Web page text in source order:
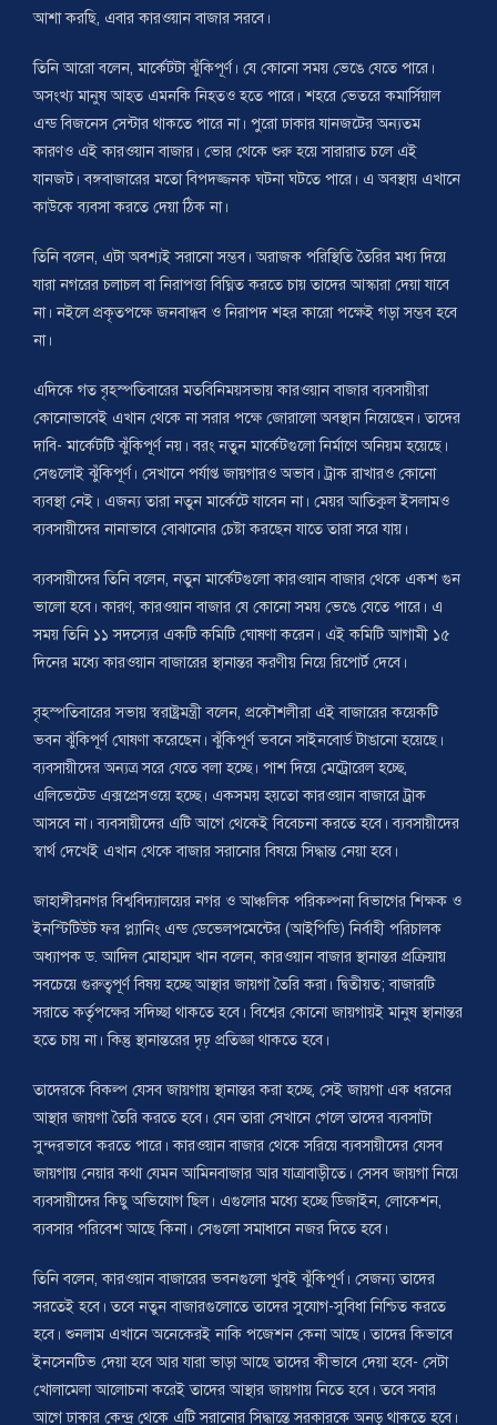
আশা করছি, এবার কারওয়ান বাজার সরবে।
তিনি আরো বলেন, মার্কেটটা ঝুঁকিপূর্ণ। যে কোনো সময় ভেঙে যেতে পারে।
অসংখ্য মানুষ আহত এমনকি নিহতও হতে পারে। শহরে ভেতরে কমার্সিয়াল
এন্ড বিজনেস সেন্টার থাকতে পারে না। পুরো ঢাকার যানজটের অন্যতম
কারণও এই কারওয়ান বাজার। ভোর থেকে শুরু হয়ে সারারাত চলে এই
যানজট। বঙ্গবাজারের মতো বিপদজ্জনক ঘটনা ঘটতে পারে। এ অবস্থায় এখানে
কাউকে ব্যবসা করতে দেয়া ঠিক না।
তিনি বলেন, এটা অবশ্যই সরানো সম্ভব। অরাজক পরিস্থিতি তৈরির মধ্য দিয়ে
যারা নগরের চলাচল বা নিরাপত্তা বিঘ্নিত করতে চায় তাদের আস্কারা দেয়া যাবে
না। নইলে প্রকৃতপক্ষে জনবান্ধব ও নিরাপদ শহর কারো পক্ষেই গড়া সম্ভব হবে
না।
এদিকে গত বৃহস্পতিবারের মতবিনিময়সভায় কারওয়ান বাজার ব্যবসায়ীরা
কোনোভাবেই এখান থেকে না সরার পক্ষে জোরালো অবস্থান নিয়েছেন। তাদের
দাবি- মার্কেটটি ঝুঁকিপূর্ণ নয়। বরং নতুন মার্কেটগুলো নির্মাণে অনিয়ম হয়েছে।
সেগুলোই ঝুঁকিপূর্ণ। সেখানে পর্যাপ্ত জায়গারও অভাব। ট্রাক রাখারও কোনো
ব্যবস্থা নেই। এজন্য তারা নতুন মার্কেটে যাবেন না। মেয়র আতিকুল ইসলামও
ব্যবসায়ীদের নানাভাবে বোঝানোর চেষ্টা করছেন যাতে তারা সরে যায়।
ব্যবসায়ীদের তিনি বলেন, নতুন মার্কেটগুলো কারওয়ান বাজার থেকে একশ গুন
ভালো হবে। কারণ, কারওয়ান বাজার যে কোনো সময় ভেঙে যেতে পারে। এ
সময় তিনি ১১ সদস্যের একটি কমিটি ঘোষণা করেন। এই কমিটি আগামী ১৫
দিনের মধ্যে কারওয়ান বাজারের স্থানান্তর করণীয় নিয়ে রিপোর্ট দেবে।
বৃহস্পতিবারের সভায় স্বরাষ্ট্রমন্ত্রী বলেন, প্রকৌশলীরা এই বাজারের কয়েকটি
ভবন ঝুঁকিপূর্ণ ঘোষণা করেছেন। ঝুঁকিপূর্ণ ভবনে সাইনবোর্ড টাঙানো হয়েছে।
ব্যবসায়ীদের অন্যত্র সরে যেতে বলা হচ্ছে। পাশ দিয়ে মেট্রোরেল হচ্ছে,
এলিভেটেড এক্সপ্রেসওয়ে হচ্ছে। একসময় হয়তো কারওয়ান বাজারে ট্রাক
আসবে না। ব্যবসায়ীদের এটি আগে থেকেই বিবেচনা করতে হবে। ব্যবসায়ীদের
স্বার্থ দেখেই এখান থেকে বাজার সরানোর বিষয়ে সিদ্ধান্ত নেয়া হবে।
জাহাঙ্গীরনগর বিশ্ববিদ্যালয়ের নগর ও আঞ্চলিক পরিকল্পনা বিভাগের শিক্ষক ও
ইনস্টিটিউট ফর প্ল্যানিং এন্ড ডেভেলপমেন্টের (আইপিডি) নির্বাহী পরিচালক
অধ্যাপক ড. আদিল মোহাম্মদ খান বলেন, কারওয়ান বাজার স্থানান্তর প্রক্রিয়ায়
সবচেয়ে গুরুত্বপূর্ণ বিষয় হচ্ছে আস্থার জায়গা তৈরি করা। দ্বিতীয়ত; বাজারটি
সরাতে কর্তৃপক্ষের সদিচ্ছা থাকতে হবে। বিশ্বের কোনো জায়গায়ই মানুষ স্থানান্তর
হতে চায় না। কিন্তু স্থানান্তরের দৃঢ় প্রতিজ্ঞা থাকতে হবে।
তাদেরকে বিকল্প যেসব জায়গায় স্থানান্তর করা হচ্ছে, সেই জায়গা এক ধরনের
আস্থার জায়গা তৈরি করতে হবে। যেন তারা সেখানে গেলে তাদের ব্যবসাটা
সুন্দরভাবে করতে পারে। কারওয়ান বাজার থেকে সরিয়ে ব্যবসায়ীদের যেসব
জায়গায় নেয়ার কথা যেমন আমিনবাজার আর যাত্রাবাড়ীতে। সেসব জায়গা নিয়ে
ব্যবসায়ীদের কিছু অভিযোগ ছিল। এগুলোর মধ্যে হচ্ছে ডিজাইন, লোকেশন,
ব্যবসার পরিবেশ আছে কিনা। সেগুলো সমাধানে নজর দিতে হবে।
তিনি বলেন, কারওয়ান বাজারের ভবনগুলো খুবই ঝুঁকিপূর্ণ। সেজন্য তাদের
সরতেই হবে। তবে নতুন বাজারগুলোতে তাদের সুযোগ-সুবিধা নিশ্চিত করতে
হবে। শুনলাম এখানে অনেকেরই নাকি পজেশন কেনা আছে। তাদের কিভাবে
ইনসেনটিভ দেয়া হবে আর যারা ভাড়া আছে তাদের কীভাবে দেয়া হবে- সেটা
খোলামেলা আলোচনা করেই তাদের আস্থার জায়গায় নিতে হবে। তবে সবার
আগে ঢাকার কেন্দ্র থেকে এটি সরানোর সিদ্ধান্তে সরকারকে অনড় থাকতে হবে।